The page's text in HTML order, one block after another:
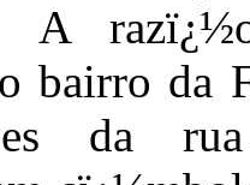
A
bairro da
da